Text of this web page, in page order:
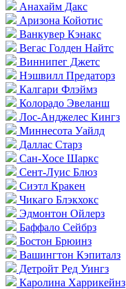
Анахайм Дакс
Аризона Койотис
Ванкувер Кэнакс
Вегас Голден Найтс
Виннипег Джетс
Нэшвилл Предаторз
Калгари Флэймз
Колорадо Эвеланш
Лос-Анджелес Кингз
Миннесота Уайлд
Даллас Старз
Сан-Хосе Шаркс
Сент-Луис Блюз
Сиэтл Кракен
Чикаго Блэкхокс
Эдмонтон Ойлерз
Баффало Сейбрз
Бостон Брюинз
Вашингтон Кэпиталз
Детройт Ред Уингз
Каролина Харрикейнз